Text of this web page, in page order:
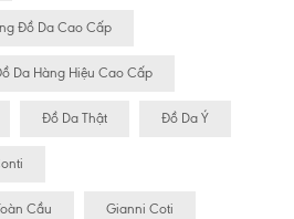
Đồ Da Cao Cấp
Da Hàng Hiệu Cao Cấp
Đồ Da Thật Đồ Da Ý
Cầu Gianni Coti